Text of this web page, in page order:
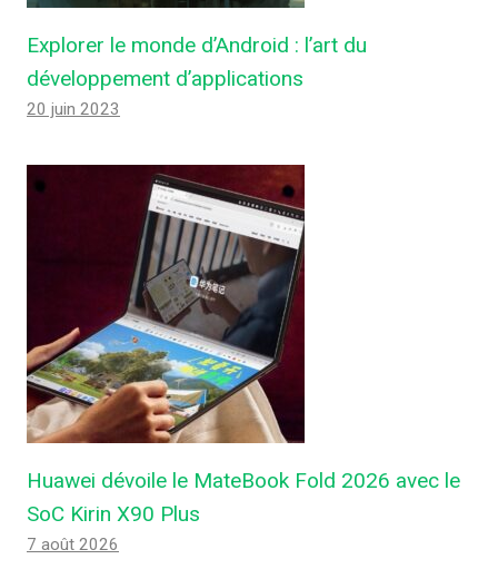
Explorer le monde d’Android : l’art du
développement d’applications
20 juin 2023
Huawei dévoile le MateBook Fold 2026 avec le
SoC Kirin X90 Plus
7 août 2026